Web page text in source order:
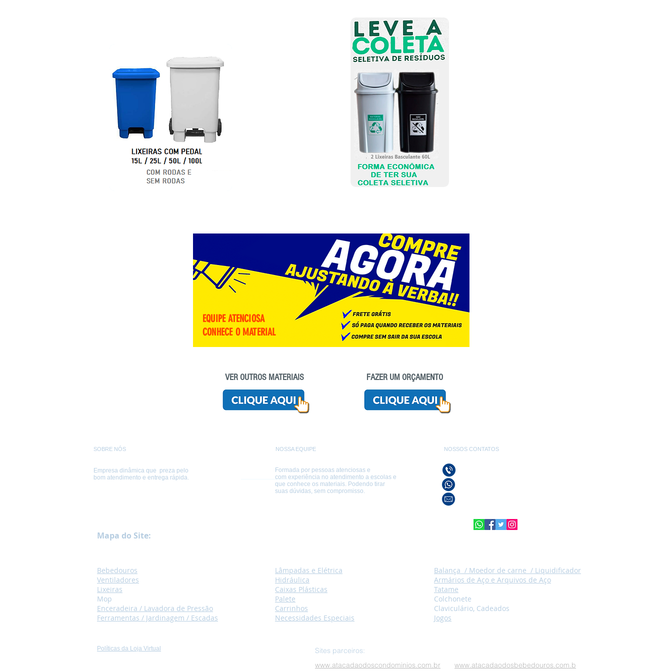
EQUIPE ATENCIOSA
CONHECE O MATERIAL
VER OUTROS MATERIAIS FAZER UM ORÇAMENTO
SOBRE NÓS NOSSA EQUIPE NOSSOS CONTATOS
Formada por pessoas atenciosas e
com experiência no atendimento a escolas e
que conhece os materiais. Podendo tirar
suas dúvidas, sem compromisso.
Empresa dinâmica que preza pelo
bom atendimento e entrega rápida.
Mapa do Site:
Bebedouros
Ventiladores
Lixeiras
Mop
Enceradeira / Lavadora de Pressão
Ferramentas / Jardinagem / Escadas
Lâmpadas e Elétrica
Hidráulica
Caixas Plásticas
Palete
Carrinhos
Necessidades Especiais
Balança / Moedor de carne / Liquidificador
Armários de Aço e Arquivos de Aço
Tatame
Colchonete
Claviculário, Cadeados
Jogos
Políticas da Loja Virtual
Sites parceiros:
www.atacadaodoscondominios.com.br
www.atacadaodosbebedouros.com.b